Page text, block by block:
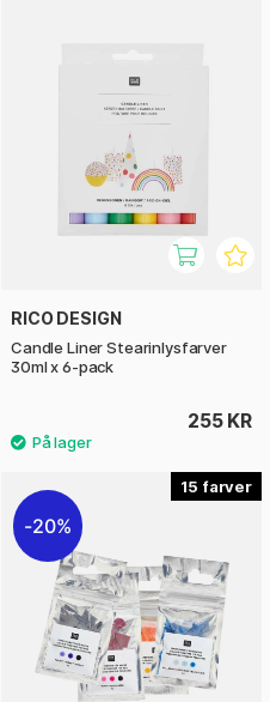
RICO DESIGN
Candle Liner Stearinlysfarver
30ml x 6-pack
255 KR
15
20%